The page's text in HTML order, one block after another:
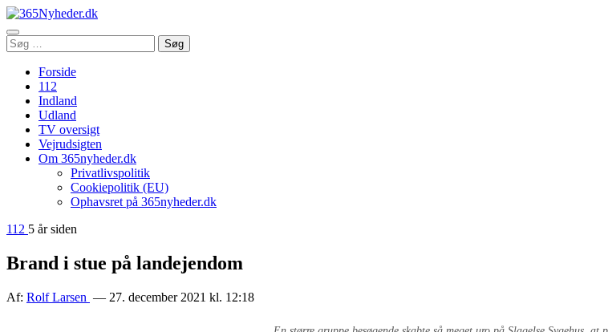
Åbn
menu
Søg
efter:
Søg
Forside
112
Indland
Udland
TV oversigt
Vejrudsigten
Om 365nyheder.dk
Privatlivspolitik
Cookiepolitik (EU)
Ophavsret på 365nyheder.dk
112 5 år siden
Brand i stue på landejendom
Af: Rolf Larsen — 27. december 2021 kl. 12:18